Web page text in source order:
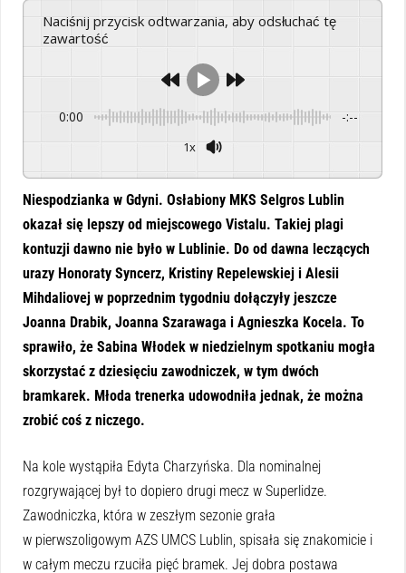
Naciśnij przycisk odtwarzania, aby odsłuchać tę
zawartość
0:00 -:--
1x
Niespodzianka w Gdyni. Osłabiony MKS Selgros Lublin
okazał się lepszy od miejscowego Vistalu. Takiej plagi
kontuzji dawno nie było w Lublinie. Do od dawna leczących
urazy Honoraty Syncerz, Kristiny Repelewskiej i Alesii
Mihdaliovej w poprzednim tygodniu dołączyły jeszcze
Joanna Drabik, Joanna Szarawaga i Agnieszka Kocela. To
sprawiło, że Sabina Włodek w niedzielnym spotkaniu mogła
skorzystać z dziesięciu zawodniczek, w tym dwóch
bramkarek. Młoda trenerka udowodniła jednak, że można
zrobić coś z niczego.
Na kole wystąpiła Edyta Charzyńska. Dla nominalnej
rozgrywającej był to dopiero drugi mecz w Superlidze.
Zawodniczka, która w zeszłym sezonie grała
w pierwszoligowym AZS UMCS Lublin, spisała się znakomicie i
w całym meczu rzuciła pięć bramek. Jej dobra postawa